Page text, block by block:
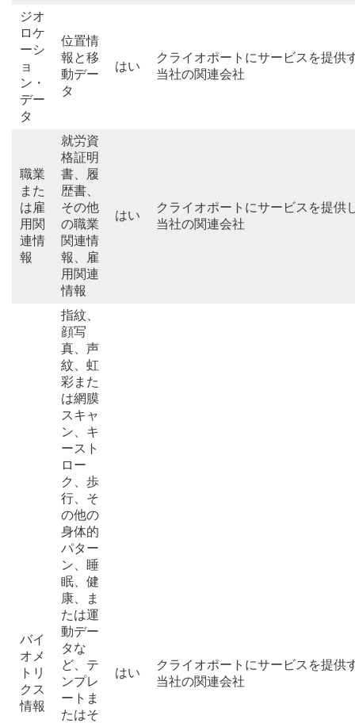
ジオ
ロケ
ーシ
ョ
ン・
デー
タ
位置情
報と移
動デー
タ
はい
クライオポートにサービスを提供
当社の関連会社
職業
また
は雇
用関
連情
報
就労資
格証明
書、履
歴書、
その他
の職業
関連情
報、雇
用関連
情報
はい
クライオポートにサービスを提供
当社の関連会社
バイ
オメ
トリ
クス
情報
指紋、
顔写
真、声
紋、虹
彩また
は網膜
スキャ
ン、キ
ースト
ロー
ク、歩
行、そ
の他の
身体的
パター
ン、睡
眠、健
康、ま
たは運
動デー
タな
ど、テ
ンプレ
ートま
たはそ
はい
クライオポートにサービスを提供
当社の関連会社